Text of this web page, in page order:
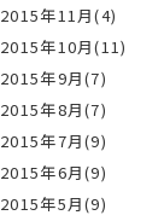
2015年11月(4)
2015年10月(11)
2015年9月(7)
2015年8月(7)
2015年7月(9)
2015年6月(9)
2015年5月(9)